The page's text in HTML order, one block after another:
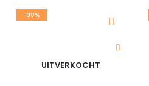
-30%
UITVERKOCHT